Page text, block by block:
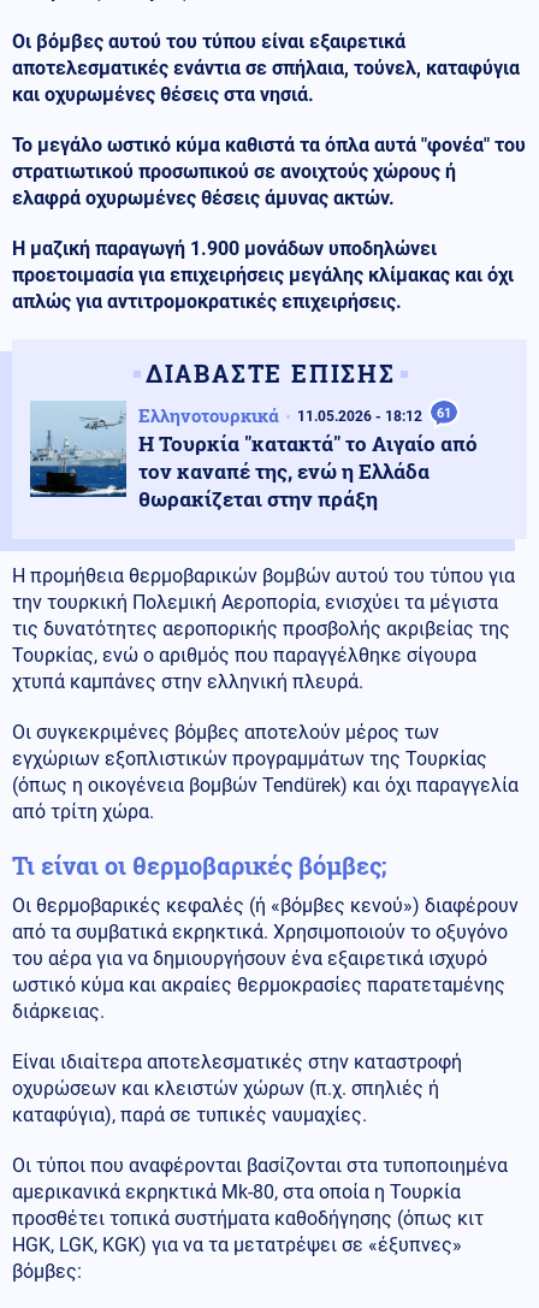
Οι βόμβες αυτού του τύπου είναι εξαιρετικά
αποτελεσματικές ενάντια σε σπήλαια, τούνελ, καταφύγια
και οχυρωμένες θέσεις στα νησιά.
Το μεγάλο ωστικό κύμα καθιστά τα όπλα αυτά "φονέα" του
στρατιωτικού προσωπικού σε ανοιχτούς χώρους ή
ελαφρά οχυρωμένες θέσεις άμυνας ακτών.
Η μαζική παραγωγή 1.900 μονάδων υποδηλώνει
προετοιμασία για επιχειρήσεις μεγάλης κλίμακας και όχι
απλώς για αντιτρομοκρατικές επιχειρήσεις.
ΔΙΑΒΑΣΤΕ ΕΠΙΣΗΣ
Ελληνοτουρκικά 11.05.2026 - 18:12 61
Η Τουρκία "κατακτά" το Αιγαίο από
τον καναπέ της, ενώ η Ελλάδα
θωρακίζεται στην πράξη
Η προμήθεια θερμοβαρικών βομβών αυτού του τύπου για
την τουρκική Πολεμική Αεροπορία, ενισχύει τα μέγιστα
τις δυνατότητες αεροπορικής προσβολής ακριβείας της
Τουρκίας, ενώ ο αριθμός που παραγγέλθηκε σίγουρα
χτυπά καμπάνες στην ελληνική πλευρά.
Οι συγκεκριμένες βόμβες αποτελούν μέρος των
εγχώριων εξοπλιστικών προγραμμάτων της Τουρκίας
(όπως η οικογένεια βομβών Tendürek) και όχι παραγγελία
από τρίτη χώρα.
Τι είναι οι θερμοβαρικές βόμβες;
Οι θερμοβαρικές κεφαλές (ή «βόμβες κενού») διαφέρουν
από τα συμβατικά εκρηκτικά. Χρησιμοποιούν το οξυγόνο
του αέρα για να δημιουργήσουν ένα εξαιρετικά ισχυρό
ωστικό κύμα και ακραίες θερμοκρασίες παρατεταμένης
διάρκειας.
Είναι ιδιαίτερα αποτελεσματικές στην καταστροφή
οχυρώσεων και κλειστών χώρων (π.χ. σπηλιές ή
καταφύγια), παρά σε τυπικές ναυμαχίες.
Οι τύποι που αναφέρονται βασίζονται στα τυποποιημένα
αμερικανικά εκρηκτικά Mk-80, στα οποία η Τουρκία
προσθέτει τοπικά συστήματα καθοδήγησης (όπως κιτ
HGK, LGK, KGK) για να τα μετατρέψει σε «έξυπνες»
βόμβες: